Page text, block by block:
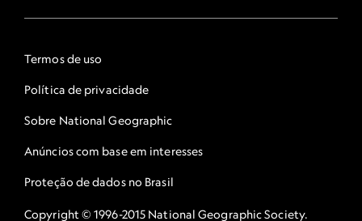
Termos de uso
Política de privacidade
Sobre National Geographic
Anúncios com base em interesses
Proteção de dados no Brasil
Copyright © 1996-2015 National Geographic Society.